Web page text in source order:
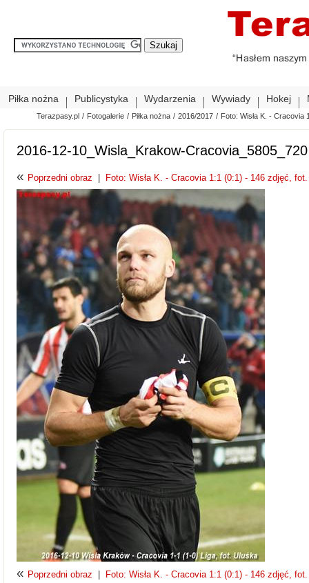
Piłka nożna Publicystyka Wydarzenia Wywiady Hokej
Terazpasy.pl / Fotogalerie / Piłka nożna / 2016/2017 / Foto: Wisła K. -
2016-12-10_Wisla_Krakow-Cracovia_5805_720
« Poprzedni obraz Foto: Wisła K. - Cracovia 1:1 (0:1) - 146 zdjęć,
« Poprzedni obraz Foto: Wisła K. - Cracovia 1:1 (0:1) - 146 zdjęć,